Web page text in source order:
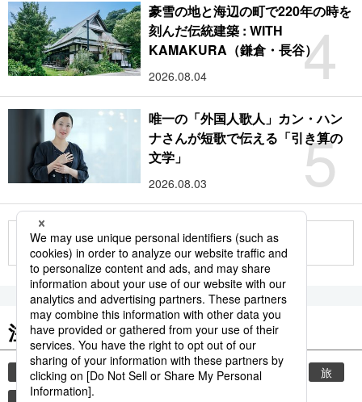
4
豪雪の地と海辺の町で220年の時を
刻んだ伝統建築 : WITH
KAMAKURA（鎌倉・長谷）
2026.08.04
5
唯一の「外国人歌人」カン・ハン
ナさんが短歌で伝える「引き算の
文学」
2026.08.03
もっと見る
注目のキーワード
共同通信ニュース 時事通信ニュース 観光
旅